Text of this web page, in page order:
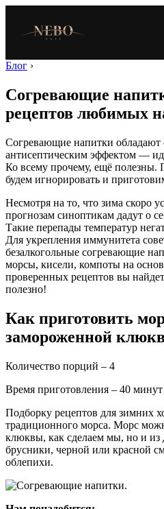
Блог ›
Согревающие
рецептов любимых
Согревающие напитки
антисептическим эффектом —
Ко всему прочему, ещё полезны.
будем игнорировать и
Несмотря на то, что зима скоро
прогнозам синоптикам дадут о
Такие перепады температур
Для укрепления иммунитета
безалкогольные согревающие
морсы, кисели, компоты на
проверенных рецептов вы
полезно!
Как приготовить
замороженной
Количество порций – 4
Время приготовления – 40 минут
Подборку рецептов для зимних
традиционного морса. Морс
клюквы, как сделаем мы, но и из
брусники, черной или красной
облепихи.